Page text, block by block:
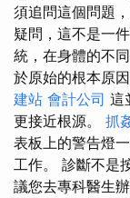
須追問這個問題
疑問，這不是一
統，在身體的不
於原始的根本原
建站 會計公司 這
更接近根源。 抓
表板上的警告燈
工作。 診斷不是
議您去專科醫生